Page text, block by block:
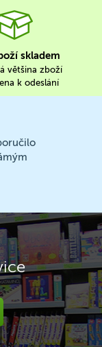
skladem
většina zboží
k odeslání